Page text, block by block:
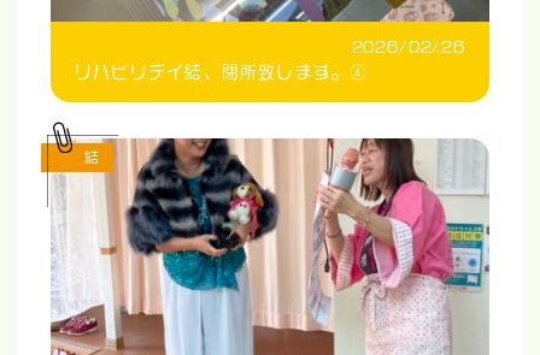
2026/02/26
リハビリデイ結、閉所致します。④
結